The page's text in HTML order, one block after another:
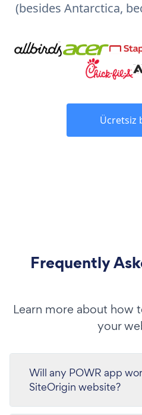
(besides Antarctica,
Ücretsiz
Frequently
Learn more about how
your
Will any POWR app
SiteOrigin website?